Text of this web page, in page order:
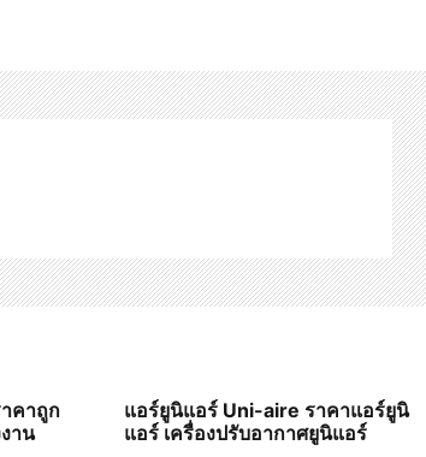
คาถูก
าน
แอร์ยูนิแอร์ Uni-aire ราคาแอร์ยูนิ
แอร์ เครื่องปรับอากาศยูนิแอร์